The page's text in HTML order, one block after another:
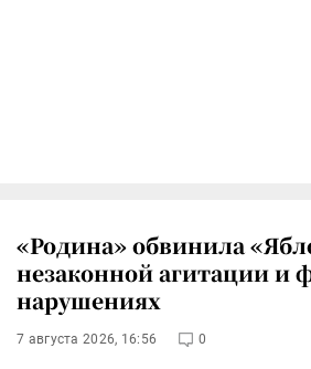
«Родина» обвинила
незаконной агитации и
нарушениях
7 августа 2026, 16:56 0